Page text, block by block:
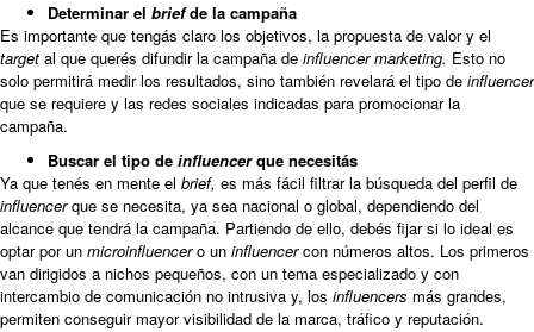
Determinar el briefde la campaña
Es importante que tengás claro los objetivos, la propuesta de valor y el
target al que querés difundir la campaña de influencer marketing. Esto no
solo permitirá medir los resultados, sino también revelará el tipo de influencer
que se requiere y las redes sociales indicadas para promocionar la
campaña.
Buscar el tipo de influencerque necesitás
Ya que tenés en mente el brief, es más fácil filtrar la búsqueda del perfil de
influencerque se necesita, ya sea nacional o global, dependiendo del
alcance que tendrá la campaña. Partiendo de ello, debés fijar si lo ideal es
optar por un microinfluencero un influencercon números altos. Los primeros
van dirigidos a nichos pequeños, con un tema especializado y con
intercambio de comunicación no intrusiva y, los influencers más grandes,
permiten conseguir mayor visibilidad de la marca, tráfico y reputación.